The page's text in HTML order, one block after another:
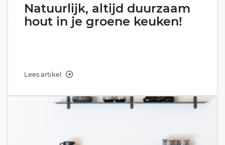
Natuurlijk, altijd duurzaam
hout in je groene keuken!
Lees artikel